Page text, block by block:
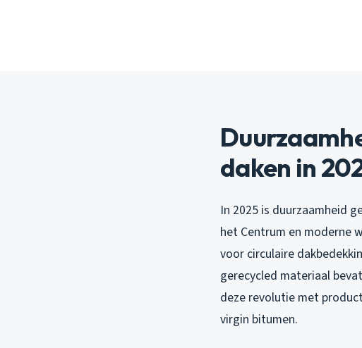
daken in
In 2025 is duurzaamheid
het Centrum en moderne
voor circulaire
gerecycled materiaal
deze revolutie met
virgin bitumen.